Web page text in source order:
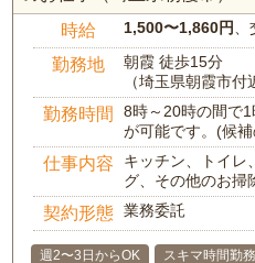
時給 1,500〜1,860円
勤務地
朝霞 徒歩15分
（埼玉県朝霞市付
勤務時間
8時～20時の間で
が可能です。(候
仕事内容
キッチン、トイレ
グ、その他のお掃
契約形態 業務委託
週2〜3日からOK スキマ時間勤